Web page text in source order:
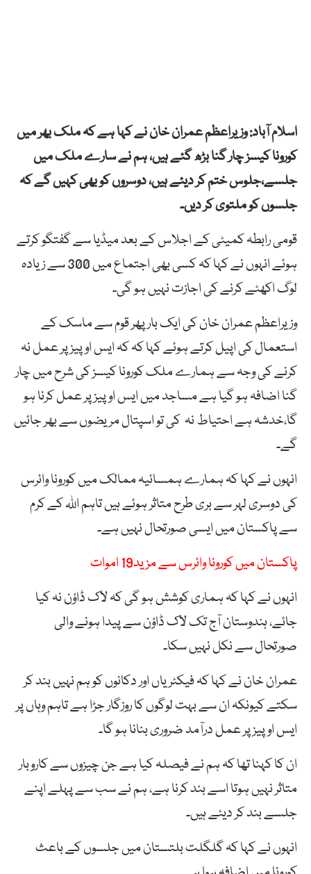
اسلام آباد: وزیراعظم عمران خان نے کہا ہے کہ ملک بھر میں
کورونا کیسز چار گنا بڑھ گئے ہیں، ہم نےسارےملکمیں
جلسے،جلوسختمکر دیئے ہیں، دوسروں کو بھی کہیں گے کہ
جلسوں کو ملتوی کر دیں۔
قومی رابطہ کمیٹی کے اجلاس کے بعد میڈیا سے گفتگو کرتے
ہوئے انہوں نے کہا کہ کسیبھیاجتماعمیں
زیادہ
لوگاکھٹے کرنے کی اجازت نہیں ہو گی۔
وزیراعظمعمرانخانکیایکبارپھرقومسےماسککے
استعمالکیاپیلکرتے ہوئے کہا کہ کہ ایس او پیز پر عمل نہ
کرنے کی وجہ سے ہمارے ملک کورونا کیسز کی شرح میں چار
گنا اضافہ ہو گیا ہے مساجد میں ایس او پیز پر عمل کرنا ہو
گا،خدشہ ہے احتیاط نہ کی تو اسپتال مریضوں سے بھر جائیں
گے۔
انہوں نے کہا کہ ہمارے ہمسائیہ ممالک میں کورونا وائرس
کی دوسری لہر سے بری طرح متاثر ہوئے ہیں تاہم اللہ کے کرم
سے پاکستان میں ایسی صورتحال نہیں ہے۔
پاکستان میں کورونا وائرس سے مزید19 اموات
انہوں نے کہا کہ ہماری کوشش ہو گی کہ لاک ڈاؤن نہ کیا
جائے، ہندوستان آج تک لاک ڈاؤن سے پیدا ہونے والی
صورتحال سے نکل نہیں سکا۔
عمران خان نے کہا کہ فیکٹریاں اور دکانوں کو ہم نہیں بند کر
سکتے کیونکہ ان سے بہت لوگوں کا روزگار جڑا ہے تاہم وہاں پر
ایس او پیز پر عمل درآمد ضروری بنانا ہو گا۔
ان کا کہنا تھا کہ ہم نے فیصلہ کیا ہے جن چیزوں سے کاروبار
متاثر نہیں ہوتا اسے بند کرنا ہے، ہم نے سب سے پہلے اپنے
جلسے بند کر دیئے ہیں۔
انہوں نے کہا کہ گلگلت بلتستان میں جلسوں کے باعث